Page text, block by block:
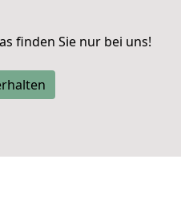
finden Sie nur bei uns!